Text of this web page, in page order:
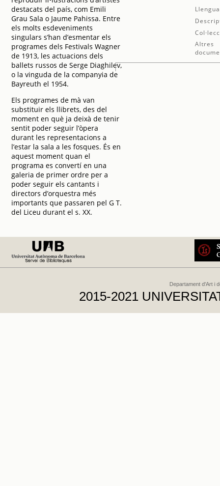
destacats del país, com Emili
Grau Sala o Jaume Pahissa. Entre
els molts esdeveniments
singulars s’han d’esmentar els
programes dels Festivals Wagner
de 1913, les actuacions dels
ballets russos de Serge Diaghilev,
o la vinguda de la companyia de
Bayreuth el 1954.
Els programes de mà van
substituir els llibrets, des del
moment en què ja deixà de tenir
sentit poder seguir l’òpera
durant les representacions a
l’estar la sala a les fosques. És en
aquest moment quan el
programa es convertí en una
galeria de primer ordre per a
poder seguir els cantants i
directors d’orquestra més
importants que passaren pel G T.
del Liceu durant el s. XX.
Altres
Departament d'Art i
2015-2021